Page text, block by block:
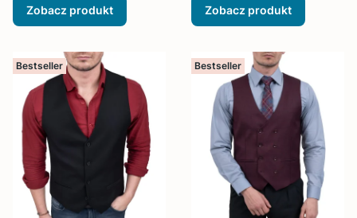
Zobacz produkt Zobacz produkt
Bestseller Bestseller